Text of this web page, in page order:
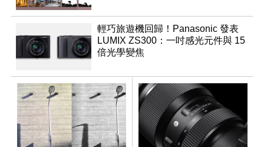
輕巧旅遊機回歸！Panasonic 發表
LUMIX ZS300：一吋感光元件與 15
倍光學變焦